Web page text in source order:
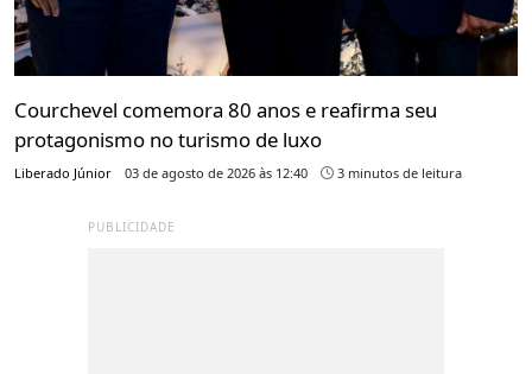
Courchevel comemora 80 anos e reafirma seu
protagonismo no turismo de luxo
Liberado Júnior 03 de agosto de 2026 às 12:40 3 minutos de leitura
PUBLICIDADE